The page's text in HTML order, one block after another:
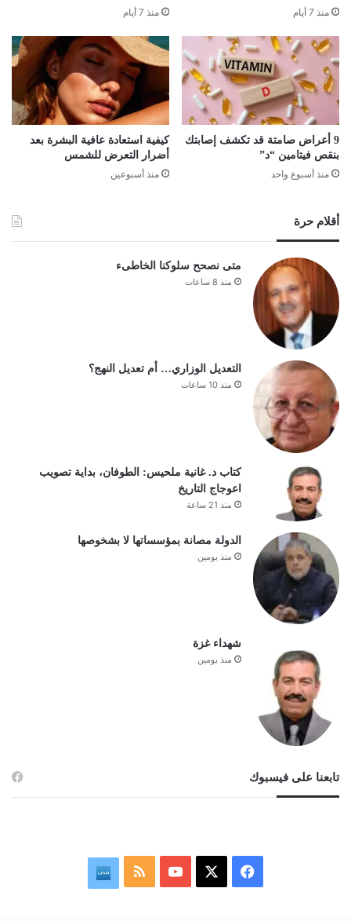
منذ 7 أيام
منذ 7 أيام
9 أعراض صامتة قد تكشف إصابتك
بنقص فيتامين “د”
منذ أسبوع واحد
كيفية استعادة عافية البشرة بعد
أضرار التعرض للشمس
منذ أسبوعين
أقلام حرة
متى نصحح سلوكنا الخاطىء
منذ 8 ساعات
التعديل الوزاري… أم تعديل النهج؟
منذ 10 ساعات
كتاب د. غانية ملحيس: الطوفان، بداية تصويب
اعوجاج التاريخ
منذ 21 ساعة
الدولة مصانة بمؤسساتها لا بشخوصها
منذ يومين
شهداء غزة
منذ يومين
تابعنا على فيسبوك
فيسبوك ‫YouTubeملخص